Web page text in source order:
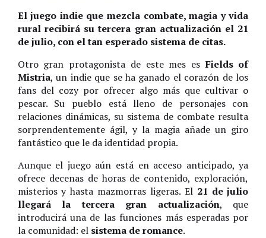
El juego indie que mezcla combate, magia y vida
rural recibirá su tercera gran actualización el 21
de julio, con el tan esperado sistema de citas.
Otro gran protagonista de este mes esFields of
Mistria, un indie que se ha ganado el corazón de los
fans del cozy por ofrecer algo más que cultivar o
pescar. Su pueblo está lleno de personajes con
relaciones dinámicas, su sistema de combate resulta
sorprendentemente ágil, y la magia añade un giro
fantástico que le da identidad propia.
Aunque el juego aún está en acceso anticipado, ya
ofrece decenas de horas de contenido, exploración,
misterios y hasta mazmorras ligeras. El 21 de julio
llegará la tercera gran actualización, que
introducirá una de las funciones más esperadas por
la comunidad: el sistema de romance.